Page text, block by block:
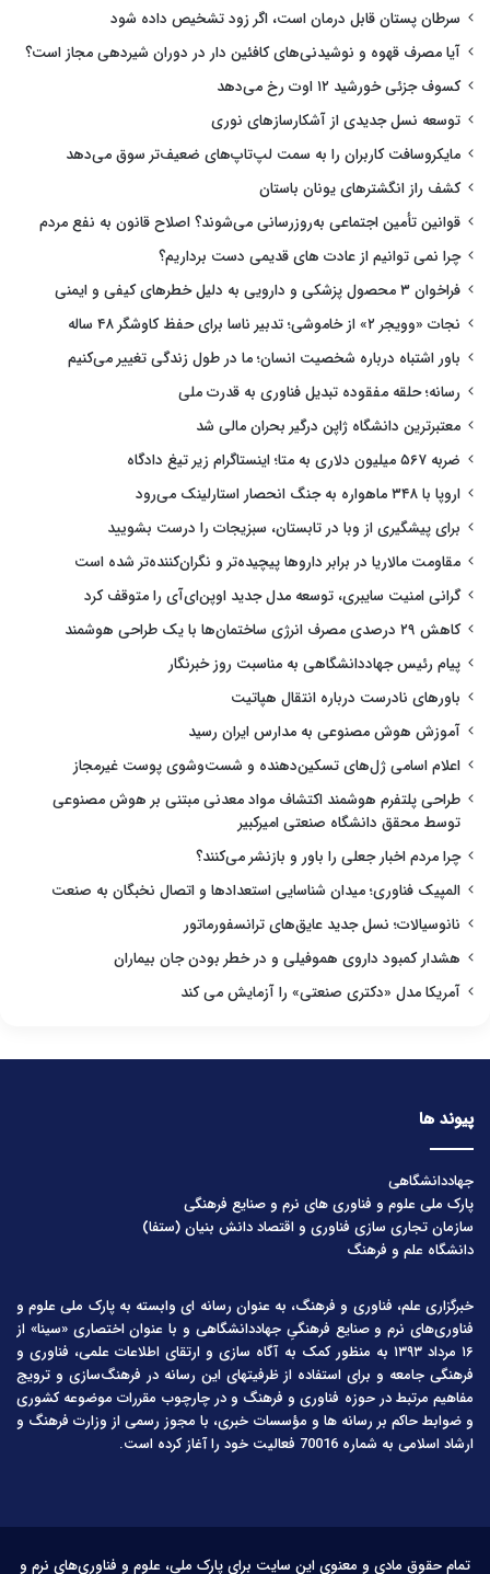
سرطان پستان قابل درمان است، اگر زود تشخیص داده شود
آیا مصرف قهوه و نوشیدنی‌های کافئین دار در دوران شیردهی مجاز است؟
کسوف جزئی خورشید ۱۲ اوت رخ می‌دهد
توسعه نسل جدیدی از آشکارسازهای نوری
مایکروسافت کاربران را به سمت لپ‌تاپ‌های ضعیف‌تر سوق می‌دهد
کشف راز انگشترهای یونان باستان
قوانین تأمین اجتماعی به‌روزرسانی می‌شوند؟ اصلاح قانون به نفع مردم
چرا نمی توانیم از عادت های قدیمی دست برداریم؟
فراخوان ۳ محصول پزشکی و دارویی به دلیل خطرهای کیفی و ایمنی
نجات «وویجر ۲» از خاموشی؛ تدبیر ناسا برای حفظ کاوشگر ۴۸ ساله
باور اشتباه درباره شخصیت انسان؛ ما در طول زندگی تغییر می‌کنیم
رسانه؛ حلقه مفقوده تبدیل فناوری به قدرت ملی
معتبرترین دانشگاه ژاپن درگیر بحران مالی شد
ضربه ۵۶۷ میلیون دلاری به متا؛ اینستاگرام زیر تیغ دادگاه
اروپا با ۳۴۸ ماهواره به جنگ انحصار استارلینک می‌رود
برای پیشگیری از وبا در تابستان، سبزیجات را درست بشویید
مقاومت مالاریا در برابر داروها پیچیده‌تر و نگران‌کننده‌تر شده است
گرانی امنیت سایبری، توسعه مدل جدید اوپن‌ای‌آی را متوقف کرد
کاهش ۲۹ درصدی مصرف انرژی ساختمان‌ها با یک طراحی هوشمند
پیام رئیس جهاددانشگاهی به مناسبت روز خبرنگار
باورهای نادرست درباره انتقال هپاتیت
آموزش هوش مصنوعی به مدارس ایران رسید
اعلام اسامی ژل‌های تسکین‌دهنده و شست‌وشوی پوست غیرمجاز
طراحی پلتفرم هوشمند اکتشاف مواد معدنی مبتنی بر هوش مصنوعی
توسط محقق دانشگاه صنعتی امیرکبیر
چرا مردم اخبار جعلی را باور و بازنشر می‌کنند؟
المپیک فناوری؛ میدان شناسایی استعدادها و اتصال نخبگان به صنعت
نانوسیالات؛ نسل جدید عایق‌های ترانسفورماتور
هشدار کمبود داروی هموفیلی و در خطر بودن جان بیماران
آمریکا مدل «دکتری صنعتی» را آزمایش می کند
پیوند ها
جهاددانشگاهی
پارک ملی علوم و فناوری های نرم و صنایع فرهنگی
سازمان تجاری سازی فناوری و اقتصاد دانش بنیان (ستفا)
دانشگاه علم و فرهنگ
خبرگزاری علم، فناوری و فرهنگ، به عنوان رسانه ای وابسته به پارک ملی علوم و
فناوری‌های نرم و صنایع فرهنگیِ جهاددانشگاهی و با عنوان اختصاری «سینا» از
۱۶ مرداد ۱۳۹۳ به منظور کمک به آگاه سازی و ارتقای اطلاعات علمی، فناوری و
فرهنگی جامعه و برای استفاده از ظرفیتهای این رسانه در فرهنگ‌سازی و ترویج
مفاهیم مرتبط در حوزه فناوری و فرهنگ و در چارچوب مقررات موضوعه کشوری
و ضوابط حاکم بر رسانه ها و مؤسسات خبری، با مجوز رسمی از وزارت فرهنگ و
ارشاد اسلامی به شماره 70016 فعالیت خود را آغاز کرده است.
تمام حقوق مادی و معنوی این سایت برای پارک ملی، علوم و فناوری‌های نرم و